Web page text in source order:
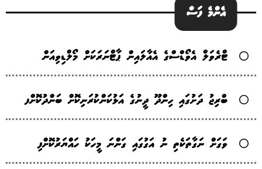
އެންމެ ފަސް
ޓްރެވަލް އެވޯޑްސްގެ އެއާލައިން ޕާޓްނަރަކަށް މޯލްޑިވިއަން
ބްރިޖު ދަށުގައި ހިންދޫ ދީނުގެ އަޅުކަންކުރަނިކޮށް ބަންދުކޮށްފ
ވަގަށް ނަގާތަކެތި ނު އަގުގައި ގަންނަ މީހަކު ހައްޔަރުކޮށްފި